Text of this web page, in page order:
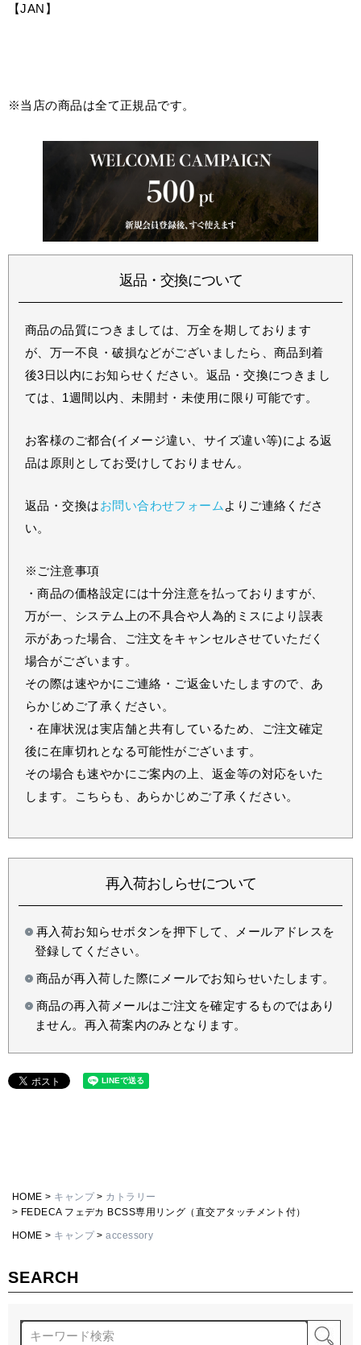
SEARCH
【JAN】
※当店の商品は全て正規品です。
返品・交換について
商品の品質につきましては、万全を期しております
が、万一不良・破損などがございましたら、商品到着
後3日以内にお知らせください。返品・交換につきまし
ては、1週間以内、未開封・未使用に限り可能です。
お客様のご都合(イメージ違い、サイズ違い等)による返
品は原則としてお受けしておりません。
返品・交換はお問い合わせフォーム よりご連絡くださ
い。
※ご注意事項
・商品の価格設定には十分注意を払っておりますが、
万が一、システム上の不具合や人為的ミスにより誤表
示があった場合、ご注文をキャンセルさせていただく
場合がございます。
その際は速やかにご連絡・ご返金いたしますので、あ
らかじめご了承ください。
・在庫状況は実店舗と共有しているため、ご注文確定
後に在庫切れとなる可能性がございます。
その場合も速やかにご案内の上、返金等の対応をいた
します。こちらも、あらかじめご了承ください。
再入荷おしらせについて
再入荷お知らせボタンを押下して、メールアドレスを
登録してください。
商品が再入荷した際にメールでお知らせいたします。
商品の再入荷メールはご注文を確定するものではあり
ません。再入荷案内のみとなります。
HOME キャンプ
カトラリー
FEDECA フェデカ BCSS専用リング（直交アタッチメント付）
HOME キャンプ accessory